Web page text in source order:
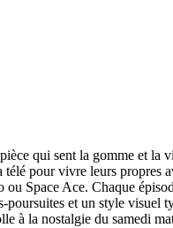
qui sent la gomme et
télé pour vivre leurs
Space Ace. Chaque
poursuites et un style
à la nostalgie du samedi